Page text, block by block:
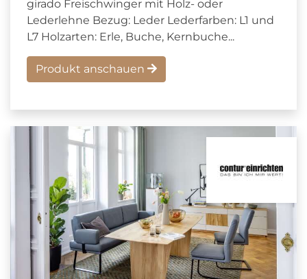
girado Freischwinger mit Holz- oder
Lederlehne Bezug: Leder Lederfarben: L1 und
L7 Holzarten: Erle, Buche, Kernbuche...
Produkt anschauen